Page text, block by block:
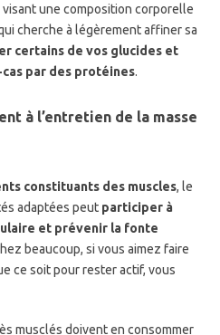
une composition corporelle
cherche à légèrement affiner sa
certains de vos glucides et
par des protéines.
à l’entretien de la masse
constituants des muscles, le
adaptées peut participer à
et prévenir la fonte
beaucoup, si vous aimez faire
ce soit pour rester actif, vous
musclés doivent en consommer